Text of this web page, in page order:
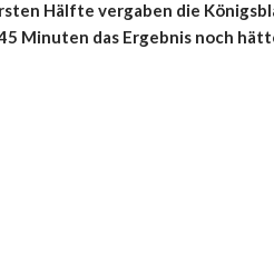
Hälfte vergaben die
Minuten das Ergebnis noch